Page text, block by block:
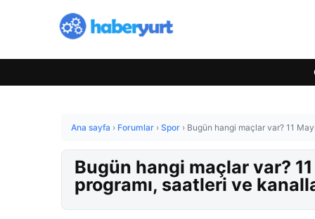
Ana sayfa › Forumlar › Spor › Bugün hangi maçlar var? 11
Bugün hangi maçlar var?
programı, saatleri ve